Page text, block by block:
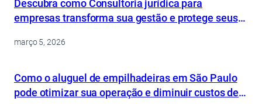
Descubra como Consultoria jurídica para
empresas transforma sua gestão e protege seus
março 5, 2026
Como o aluguel de empilhadeiras em São Paulo
pode otimizar sua operação e diminuir custos de